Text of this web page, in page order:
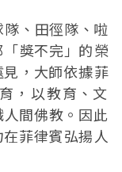
、‭田徑隊‬、‭啦
獎不完‭」的‬榮
，大師依‭據‬菲
，‭以‬教育、文‭
間佛‬‬‬‬‬‬‬‬教。‭因此‬
菲律賓‭弘揚‬人